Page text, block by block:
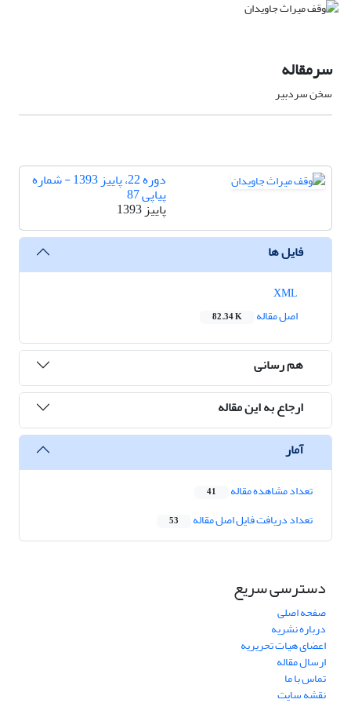
سرمقاله
سخن سردبیر
دوره 22، پاییز 1393 - شماره
پیاپی 87
پاییز 1393
فایل ها
اصل مقاله
82.34 K
هم رسانی
ارجاع به این مقاله
آمار
تعداد مشاهده مقاله 41
تعداد دریافت فایل اصل مقاله 53
دسترسی سریع
صفحه اصلی
درباره نشریه
اعضای هیات تحریریه
ارسال مقاله
تماس با ما
نقشه سایت